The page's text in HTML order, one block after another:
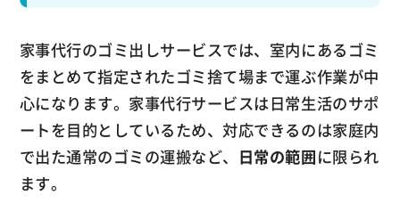
家事代行のゴミ出しサービスでは、室内にあるゴミ
をまとめて指定されたゴミ捨て場まで運ぶ作業が中
心になります。家事代行サービスは日常生活のサポ
ートを目的としているため、対応できるのは家庭内
で出た通常のゴミの運搬など、 日常の範囲に限られ
ます。